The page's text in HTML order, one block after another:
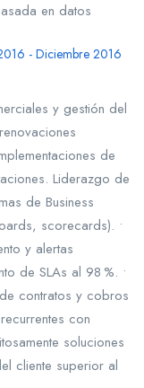
en datos
- Diciembre 2016
y gestión del
de
Liderazgo de
de Business
scorecards). •
y alertas
de SLAs al 98 %. •
contratos y cobros
con
soluciones
cliente superior al